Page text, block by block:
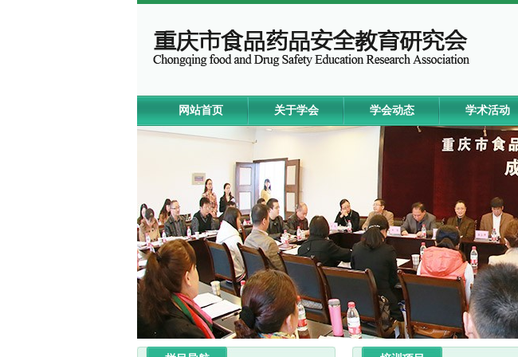
网站首页 关于学会 学会动态 学术活动